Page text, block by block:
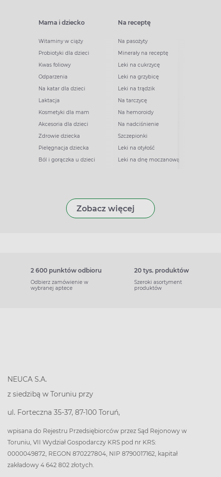
Mama i dziecko
Witaminy w ciąży
Probiotyki dla dzieci
Kwas foliowy
Odparzenia
Na katar dla dzieci
Laktacja
Kosmetyki dla mam
Akcesoria dla dzieci
Zdrowie dziecka
Pielęgnacja dziecka
Ból i gorączka u dzieci
Na receptę
Na pasożyty
Minerały na receptę
Leki na cukrzycę
Leki na grzybicę
Leki na trądzik
Na tarczycę
Na hemoroidy
Na nadciśnienie
Szczepionki
Leki na otyłość
Leki na dnę moczanową
Zobacz więcej
2 600 punktów odbioru
Odbierz zamówienie w
wybranej aptece
20 tys. produktów
Szeroki asortyment
produktów
NEUCA S.A.
z siedzibą w Toruniu przy
ul. Forteczna 35-37, 87-100 Toruń,
wpisana do Rejestru Przedsiębiorców przez Sąd Rejonowy w
Toruniu, VII Wydział Gospodarczy KRS pod nr KRS:
0000049872, REGON 870227804, NIP 8790017162, kapitał
zakładowy 4 642 802 złotych.